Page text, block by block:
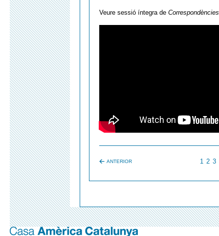
Veure sessió íntegra de
ANTERIOR 1 2 3